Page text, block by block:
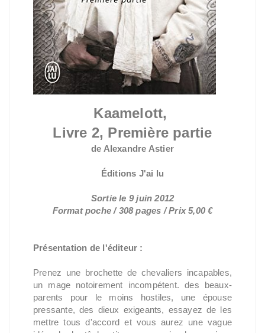
Kaamelott,
Livre 2, Première partie
de Alexandre Astier
Éditions J'ai lu
Sortie le 9 juin 2012
Format poche / 308 pages / Prix 5,00 €
Présentation de l'éditeur :
Prenez une brochette de chevaliers incapables,
un mage notoirement incompétent. des beaux-
parents pour le moins hostiles, une épouse
pressante, des dieux exigeants, essayez de les
mettre tous d'accord et vous aurez une vague